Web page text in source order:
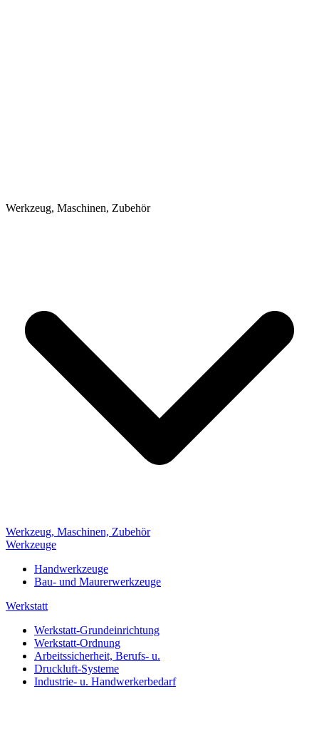
Werkzeug, Maschinen, Zubehör
Werkzeug, Maschinen, Zubehör
Werkzeuge
Handwerkzeuge
Bau- und Maurerwerkzeuge
Werkstatt
Werkstatt-Grundeinrichtung
Werkstatt-Ordnung
Arbeitssicherheit, Berufs- u.
Druckluft-Systeme
Industrie- u. Handwerkerbedarf